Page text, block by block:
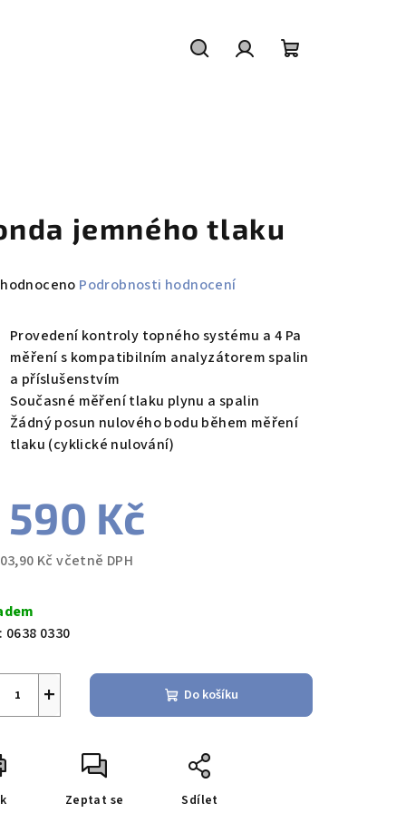
jemného tlaku
Podrobnosti hodnocení
Provedení kontroly topného systému a 4 Pa
měření s kompatibilním analyzátorem spalin
a příslušenstvím
Současné měření tlaku plynu a spalin
Žádný posun nulového bodu během měření
tlaku (cyklické nulování)
590 Kč
Kč včetně DPH
0638 0330
+ Do košíku
Zeptat se Sdílet